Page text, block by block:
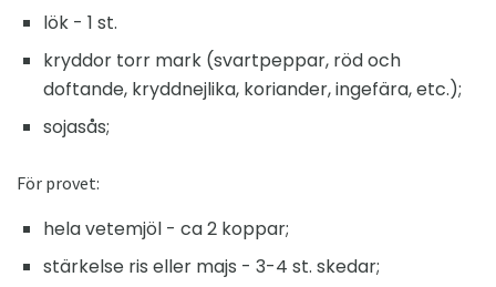
lök - 1 st.
kryddor torr mark (svartpeppar, röd och
doftande, kryddnejlika, koriander, ingefära, etc.);
sojasås;
För provet:
hela vetemjöl - ca 2 koppar;
stärkelse ris eller majs - 3-4 st. skedar;